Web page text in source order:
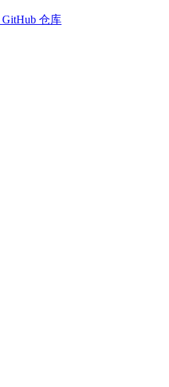
GitHub 仓库